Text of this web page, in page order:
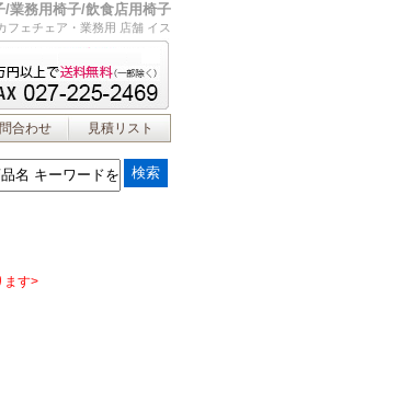
/業務用椅子/飲食店用椅子
フェチェア・業務用 店舗 イス
合わせ 見積リスト
ます>